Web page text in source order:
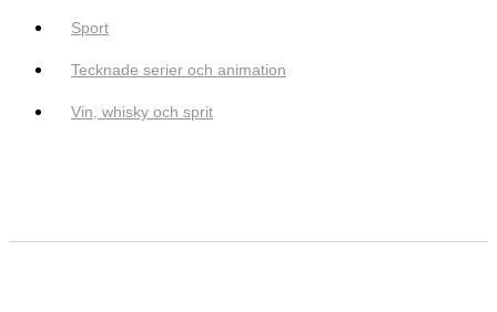
Sport
Tecknade serier och animation
Vin, whisky och sprit